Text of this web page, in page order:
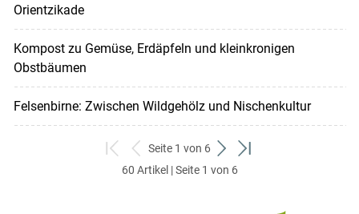
Orientzikade
Kompost zu Gemüse, Erdäpfeln und kleinkronigen
Obstbäumen
Felsenbirne: Zwischen Wildgehölz und Nischenkultur
zum
ersten
zurück
zum
Seite 1 von 6
weiter
zum
zum
60 Artikel | Seite 1 von 6